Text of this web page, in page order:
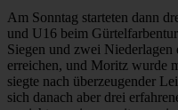
Am Sonntag starteten dann
und U16 beim
Siegen und zwei Niederlagen
erreichen, und Moritz wurde
siegte nach überzeugender
sich danach aber drei